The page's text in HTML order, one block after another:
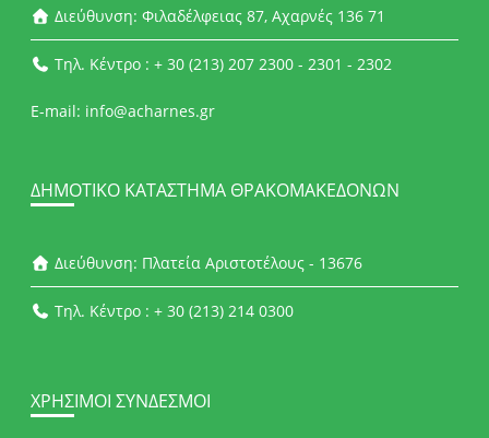
Διεύθυνση: Φιλαδέλφειας 87, Αχαρνές 136 71
Τηλ. Κέντρο : + 30 (213) 207 2300 - 2301 - 2302
E-mail: info@acharnes.gr
ΔΗΜΟΤΙΚΌ ΚΑΤΆΣΤΗΜΑ ΘΡΑΚΟΜΑΚΕΔΌΝΩΝ
Διεύθυνση: Πλατεία Αριστοτέλους - 13676
Τηλ. Κέντρο : + 30 (213) 214 0300
ΧΡΉΣΙΜΟΙ ΣΎΝΔΕΣΜΟΙ